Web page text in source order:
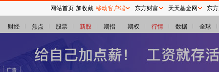
财经 焦点 股票 新股 期指 期权 行情 数据 全球
网站首页 加收藏 移动客户端 东方财富 天天基金网 东